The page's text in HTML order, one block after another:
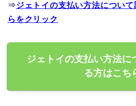
⇒ジェトイの支払い方法につい
らをクリック
ジェトイの支払い方法に
る方はこち